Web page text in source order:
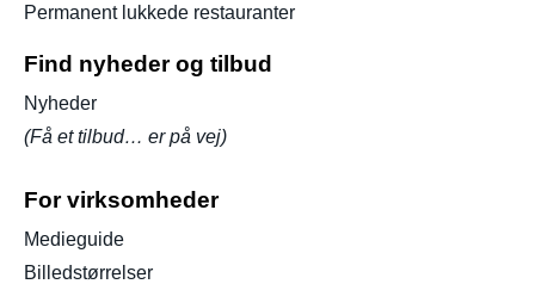
Permanent lukkede restauranter
Find nyheder og tilbud
Nyheder
(Få et tilbud… er på vej)
For virksomheder
Medieguide
Billedstørrelser